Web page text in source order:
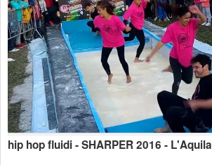
hip hop fluidi - SHARPER 2016 - L'Aquila